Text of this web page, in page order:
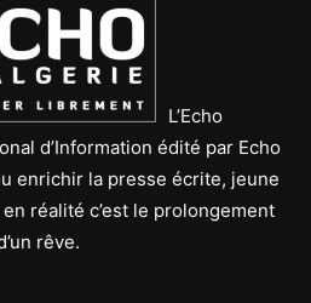
L’Echo
d’Information édité par Echo
enrichir la presse écrite, jeune
réalité c’est le prolongement
rêve.